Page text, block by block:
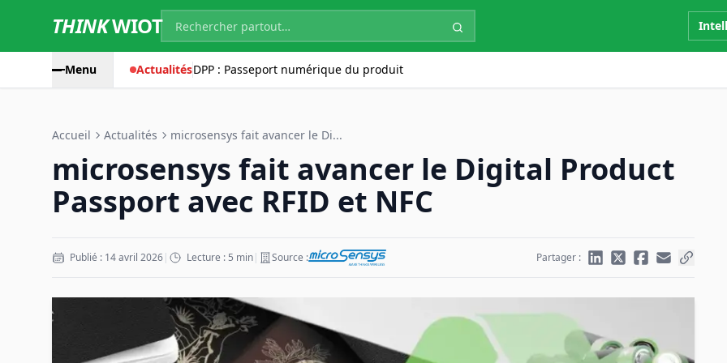
THINKWIOT
Menu ActualitésDPP : Passeport numérique du produit
Accueil Actualités microsensys fait avancer le Di...
microsensys fait avancer le Digital Product
Passport avec RFID et NFC
Publié : 14 avril 2026| Lecture : 5 min| Source : Partager :